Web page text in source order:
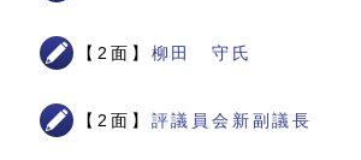
【2面】 柳田 守氏
【2面】 評議員会新副議長